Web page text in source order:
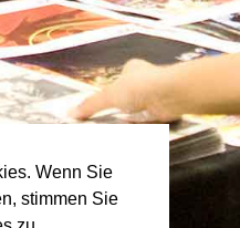
Wenn Sie
stimmen Sie